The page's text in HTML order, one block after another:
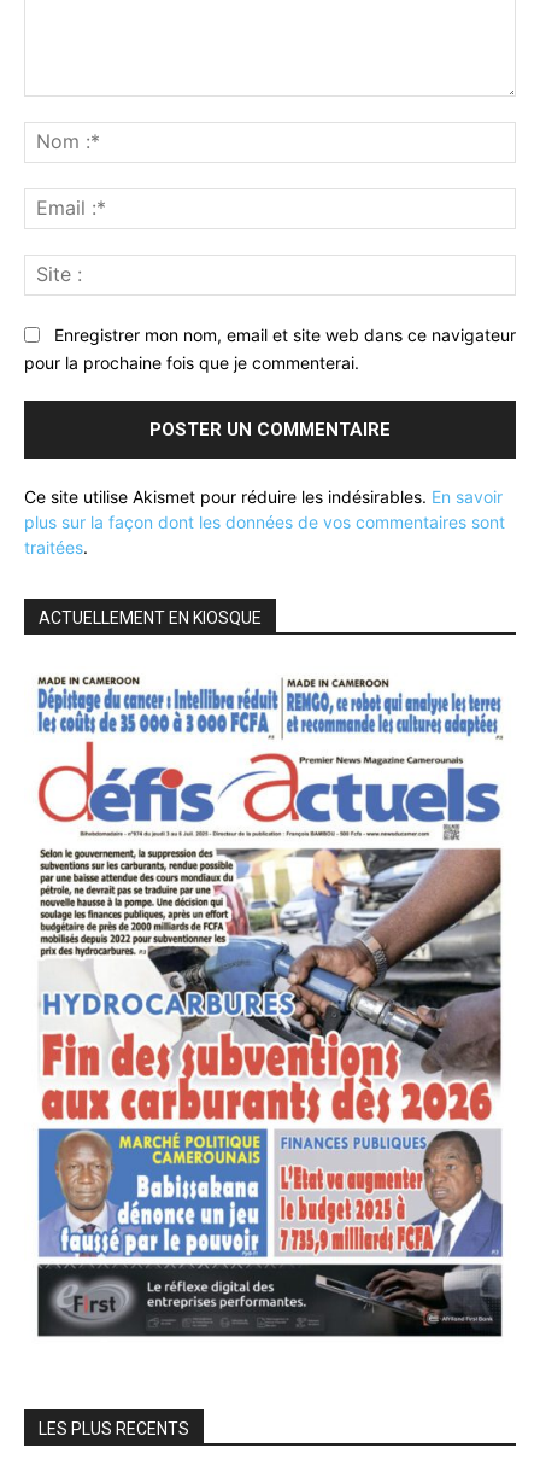
:*
:*
:
Enregistrer mon nom, email et site web dans ce navigateur
pour la prochaine fois que je commenterai.
Ce site utilise Akismet pour réduire les indésirables. En savoir
plus sur la façon dont les données de vos commentaires sont
traitées.
ACTUELLEMENT EN KIOSQUE
LES PLUS RECENTS